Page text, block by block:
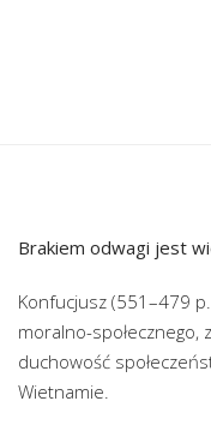
Brakiem odwagi jest
Konfucjusz (551–479
moralno-społecznego,
duchowość
Wietnamie.